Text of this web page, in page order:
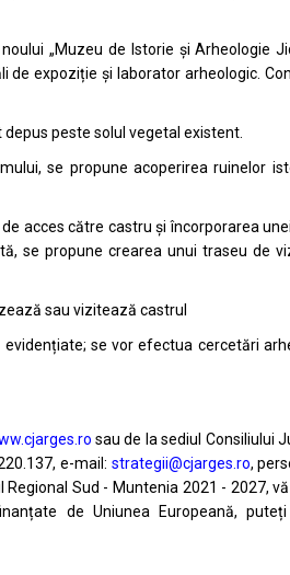
„Muzeu de Istorie și Arheologie
de expoziție și laborator arheologic.
depus peste solul vegetal existent.
se propune acoperirea ruinelor
acces către castru și încorporarea
se propune crearea unui traseu de
sau vizitează castrul
evidențiate; se vor efectua cercetări
sau de la sediul Consiliului
e-mail: strategii@cjarges.ro,
Sud - Muntenia 2021 - 2027,
de Uniunea Europeană, puteți